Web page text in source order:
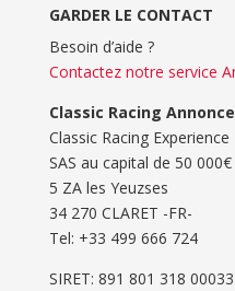
GARDER LE CONTACT
Besoin d’aide ?
Contactez notre service
Classic Racing
Classic Racing Experience
SAS au capital de 50 000€
5 ZA les Yeuzses
34 270 CLARET -FR-
Tel: ‭+33 499 666 724‬
SIRET: 891 801 318 00033